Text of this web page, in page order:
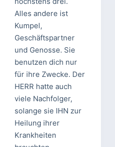
Alles andere ist
Kumpel,
Geschäftspartner
und Genosse. Sie
benutzen dich nur
für ihre Zwecke. Der
HERR hatte auch
viele Nachfolger,
solange sie IHN zur
Heilung ihrer
Krankheiten